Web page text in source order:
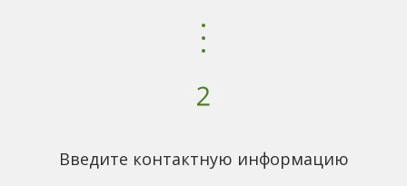
Введите контактную информацию